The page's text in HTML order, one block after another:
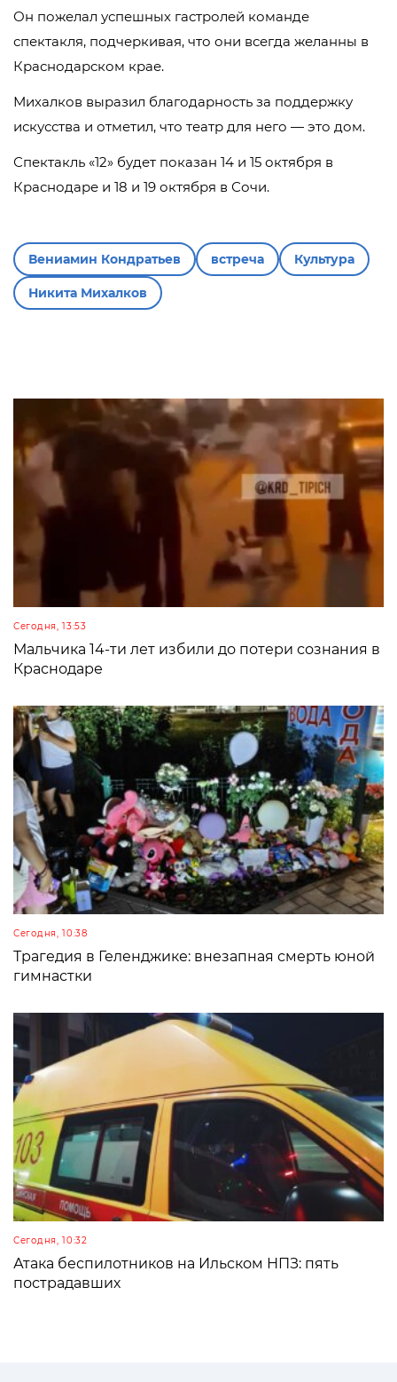
Он пожелал успешных гастролей команде
спектакля, подчеркивая, что они всегда желанны в
Краснодарском крае.
Михалков выразил благодарность за поддержку
искусства и отметил, что театр для него — это дом.
Спектакль «12» будет показан 14 и 15 октября в
Краснодаре и 18 и 19 октября в Сочи.
Вениамин Кондратьев встреча Культура
Никита Михалков
Сегодня, 13:53
Мальчика 14-ти лет избили до потери сознания в
Краснодаре
Сегодня, 10:38
Трагедия в Геленджике: внезапная смерть юной
гимнастки
Сегодня, 10:32
Атака беспилотников на Ильском НПЗ: пять
пострадавших